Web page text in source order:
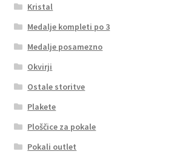
Kristal
Medalje kompleti po 3
Medalje posamezno
Okvirji
Ostale storitve
Plakete
Ploščice za pokale
Pokali outlet